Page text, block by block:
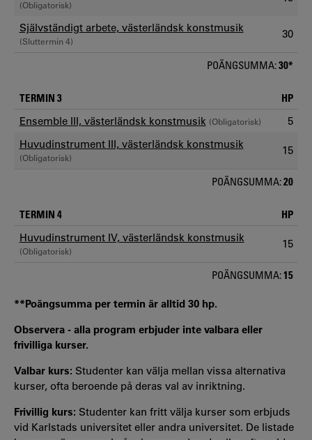
(Obligatorisk)
Självständigt arbete, västerländsk konstmusik
(Sluttermin 4)
30
POÄNGSUMMA:30*
TERMIN 3 HP
Ensemble III, västerländsk konstmusik (Obligatorisk)
5
Huvudinstrument III, västerländsk konstmusik
(Obligatorisk)
15
POÄNGSUMMA:20
TERMIN 4 HP
Huvudinstrument IV, västerländsk konstmusik
(Obligatorisk)
15
POÄNGSUMMA:15
**Poängsumma per termin är alltid 30 hp.
Observera - alla program erbjuder inte valbara eller
frivilliga kurser.
Valbar kurs: Studenter kan välja mellan vissa alternativa
kurser, ofta beroende på deras val av inriktning.
Frivillig kurs: Studenter kan fritt välja kurser som erbjuds
vid Karlstads universitet eller andra universitet. De listade